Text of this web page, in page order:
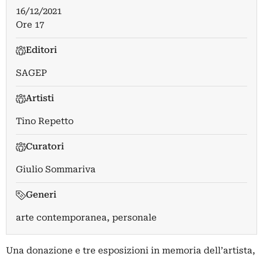
16/12/2021
Ore 17
Editori
SAGEP
Artisti
Tino Repetto
Curatori
Giulio Sommariva
Generi
arte contemporanea, personale
Una donazione e tre esposizioni in memoria dell’artista,